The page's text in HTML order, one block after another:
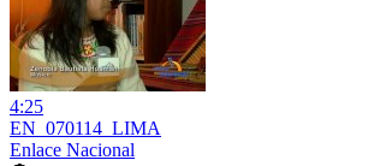
4:25
EN_070114_LIMA
Enlace Nacional